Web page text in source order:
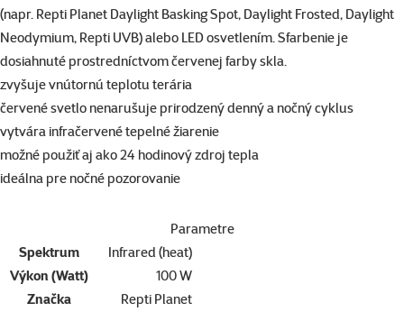
(napr. Repti Planet Daylight Basking Spot, Daylight Frosted, Daylight
Neodymium, Repti UVB) alebo LED osvetlením. Sfarbenie je
dosiahnuté prostredníctvom červenej farby skla.
zvyšuje vnútornú teplotu terária
červené svetlo nenarušuje prirodzený denný a nočný cyklus
vytvára infračervené tepelné žiarenie
možné použiť aj ako 24 hodinový zdroj tepla
ideálna pre nočné pozorovanie
Parametre
Spektrum
Infrared (heat)
Výkon (Watt)
100 W
Značka
Repti Planet